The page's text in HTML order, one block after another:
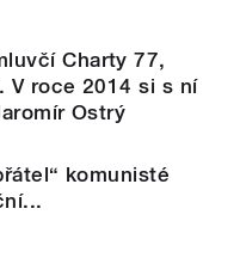
Charty 77,
V roce 2014 si s ní
Ostrý
komunisté